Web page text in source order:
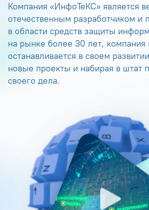
Компания «ИнфоТеКС» является
отечественным разработчиком и
в области средств защиты
на рынке более 30 лет, компания
останавливается в своем
новые проекты и набирая в штат
своего дела.